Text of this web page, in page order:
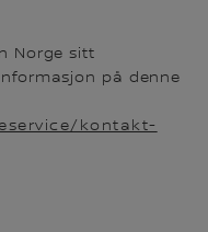
Norge sitt
på denne
kontakt-